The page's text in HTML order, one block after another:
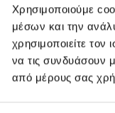
Χρησιμοποιούμε
μέσων και την
χρησιμοποιείτε
να τις συνδυάσουν
από μέρους σας
Η 4η
πρα...